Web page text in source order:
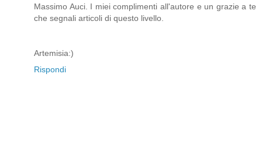
Massimo Auci. I miei complimenti all'autore e un grazie a te
che segnali articoli di questo livello.
Artemisia:)
Rispondi